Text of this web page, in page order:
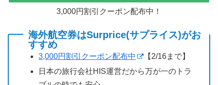
3,000円割引クーポン配布中！
海外航空券はSurprice(サプライス)がお
すすめ
3,000円割引クーポン配布中
【2/16まで】
日本の旅行会社HIS運営だから万が一のトラ